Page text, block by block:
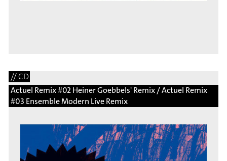
// CD
Actuel Remix #02 Heiner Goebbels' Remix / Actuel Remix
#03 Ensemble Modern Live Remix